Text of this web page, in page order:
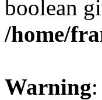
boolean
/home/
Warning